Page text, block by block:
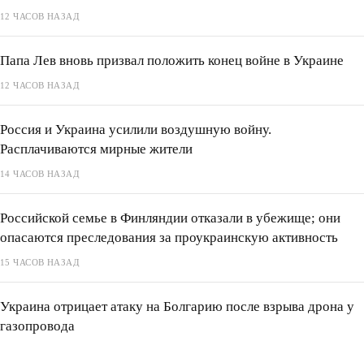
12 ЧАСОВ НАЗАД
Папа Лев вновь призвал положить конец войне в Украине
12 ЧАСОВ НАЗАД
Россия и Украина усилили воздушную войну.
Расплачиваются мирные жители
14 ЧАСОВ НАЗАД
Российской семье в Финляндии отказали в убежище; они
опасаются преследования за проукраинскую активность
15 ЧАСОВ НАЗАД
Украина отрицает атаку на Болгарию после взрыва дрона у
газопровода